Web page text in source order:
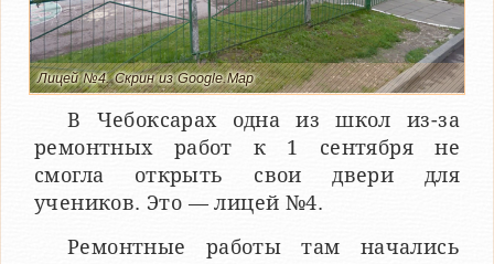
Лицей №4. Скрин из Google.Map
В Чебоксарах одна из школ из-за
ремонтных работ к 1 сентября не
смогла открыть свои двери для
учеников. Это — лицей №4.
Ремонтные работы там начались